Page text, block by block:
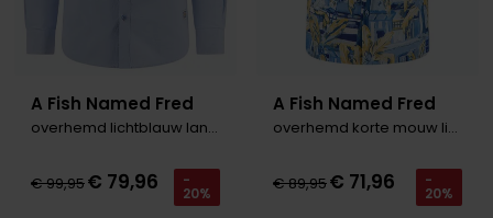
A Fish Named Fred
overhemd lichtblauw lange mouw
€ 99,95€ 79,96 -
20%
A Fish Named Fred
overhemd korte mouw lichtblauw
€ 89,95€ 71,96 -
20%